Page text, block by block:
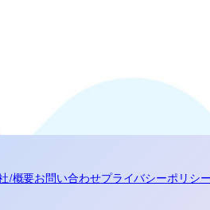
/概要お問い合わせプライバシーポリシー